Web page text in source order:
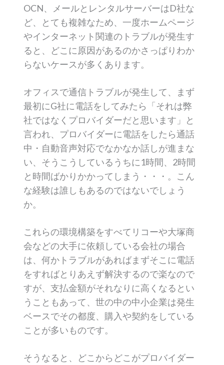
OCN、メールとレンタルサーバーはD社な
ど、とても複雑なため、一度ホームページ
やインターネット関連のトラブルが発生す
ると、どこに原因があるのかさっぱりわか
らないケースが多くあります。
オフィスで通信トラブルが発生して、まず
最初にG社に電話をしてみたら「それは弊
社ではなくプロバイダーだと思います」と
言われ、プロバイダーに電話をしたら通話
中・自動音声対応でなかなか話しが進まな
い、そうこうしているうちに1時間、2時間
と時間ばかりかかってしまう・・・。こん
な経験は誰しもあるのではないでしょう
か。
これらの環境構築をすべてリコーや大塚商
会などの大手に依頼している会社の場合
は、何かトラブルがあればまずそこに電話
をすればとりあえず解決するので楽なので
すが、支払金額がそれなりに高くなるとい
うこともあって、世の中の中小企業は発生
ベースでその都度、購入や契約をしている
ことが多いものです。
そうなると、どこからどこがプロバイダー